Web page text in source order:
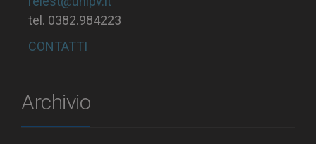
tel. 0382.984223
CONTATTI
Archivio